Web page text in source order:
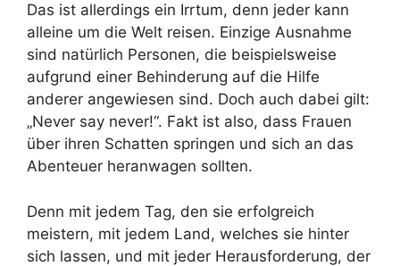
Das ist allerdings ein Irrtum, denn jeder kann
alleine um die Welt reisen. Einzige Ausnahme
sind natürlich Personen, die beispielsweise
aufgrund einer Behinderung auf die Hilfe
anderer angewiesen sind. Doch auch dabei gilt:
„Never say never!“. Fakt ist also, dass Frauen
über ihren Schatten springen und sich an das
Abenteuer heranwagen sollten.
Denn mit jedem Tag, den sie erfolgreich
meistern, mit jedem Land, welches sie hinter
sich lassen, und mit jeder Herausforderung, der